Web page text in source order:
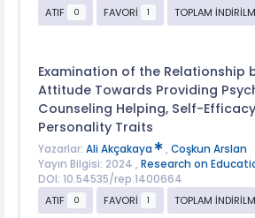
ATIF
0 FAVORİ 1 TOPLAM
Examination of the Relationship
Attitude Towards Providing
Counseling Helping, Self-
Personality Traits
Yazarlar: Ali Akçakaya , Coşkun Arslan
Yayın Bilgisi: 2024 , Research on
DOI: 10.54535/rep.1400664
ATIF
0 FAVORİ 1 TOPLAM